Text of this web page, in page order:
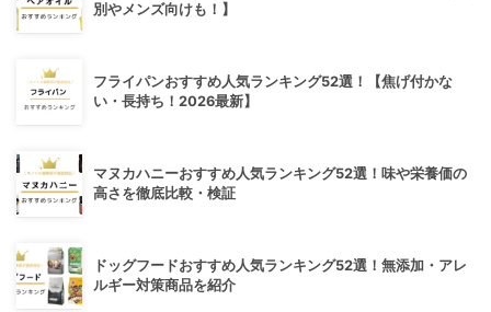
別やメンズ向けも！】
フライパンおすすめ人気ランキング52選！【焦げ付かな
い・長持ち！2026最新】
マヌカハニーおすすめ人気ランキング52選！味や栄養価の
高さを徹底比較・検証
ドッグフードおすすめ人気ランキング52選！無添加・アレ
ルギー対策商品を紹介